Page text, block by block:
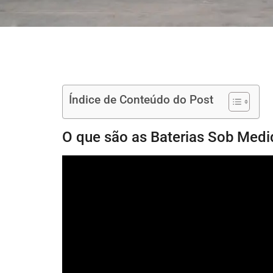
Índice de Conteúdo do Post
O que são as Baterias Sob